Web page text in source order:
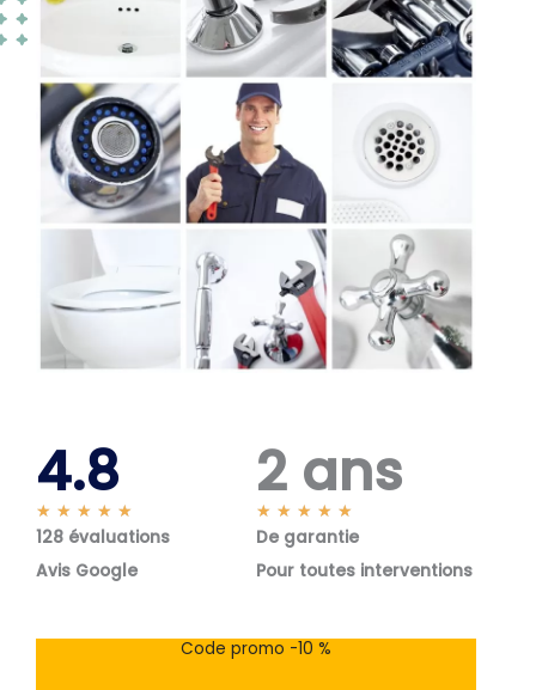
4.8
★ ★ ★ ★ ★
o
s
128 évaluations
Avis Google
2 ans
★ ★ ★ ★ ★
o
s
De garantie
Pour toutes interventions
Code promo -10 %